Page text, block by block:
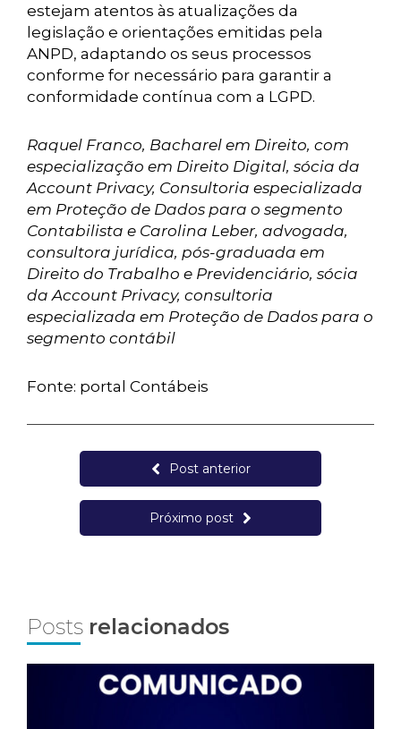
estejam atentos às atualizações da
legislação e orientações emitidas pela
ANPD, adaptando os seus processos
conforme for necessário para garantir a
conformidade contínua com a LGPD.
Raquel Franco, Bacharel em Direito, com
especialização em Direito Digital, sócia da
Account Privacy, Consultoria especializada
em Proteção de Dados para o segmento
Contabilista e Carolina Leber, advogada,
consultora jurídica, pós-graduada em
Direito do Trabalho e Previdenciário, sócia
da Account Privacy, consultoria
especializada em Proteção de Dados para o
segmento contábil
Fonte: portal Contábeis
Post anterior
Próximo post
Posts relacionados